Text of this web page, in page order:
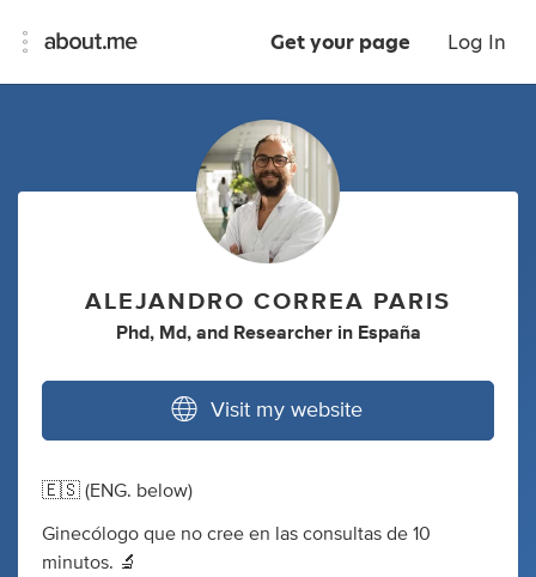
Get your page Log In
ALEJANDRO CORREA PARIS
Phd, Md, and Researcher in España
Visit my website
🇪🇸 (ENG. below)
Ginecólogo que no cree en las consultas de 10
minutos. 🔬